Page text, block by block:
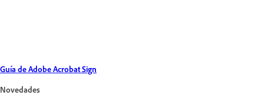
Guía de Adobe Acrobat Sign
Novedades